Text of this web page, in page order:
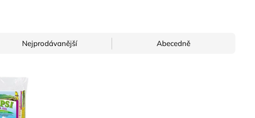
Nejprodávanější Abecedně